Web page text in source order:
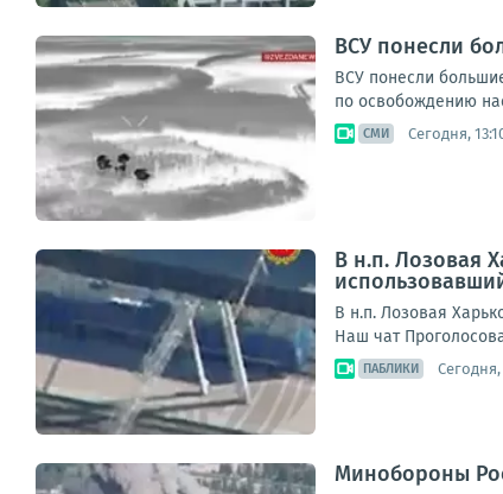
ВСУ понесли
ВСУ понесли
по освобождению
СМИ Сегодня,
В н.п. Лозовая
В н.п. Лозовая
Наш чат
ПАБЛИКИ Сегодня,
Минобороны